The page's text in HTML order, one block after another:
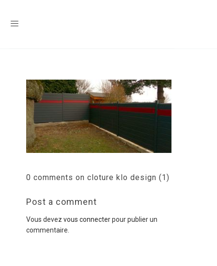
0 comments on cloture klo design (1)
Post a comment
Vous devez vous connecterpour publier un
commentaire.